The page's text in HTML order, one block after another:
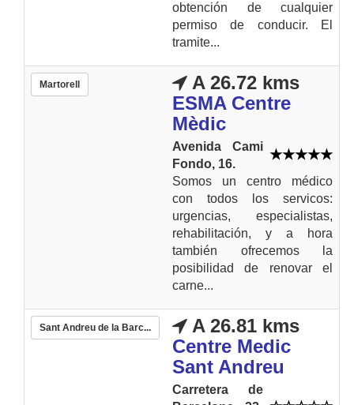
obtención de cualquier
permiso de conducir. El
tramite...
Martorell
A 26.72 kms
ESMA Centre
Mèdic
Avenida Cami
Fondo, 16.
Somos un centro médico
con todos los servicos:
urgencias, especialistas,
rehabilitación, y a hora
también ofrecemos la
posibilidad de renovar el
carne...
Sant Andreu de la Barc...
A 26.81 kms
Centre Medic
Sant Andreu
Carretera de